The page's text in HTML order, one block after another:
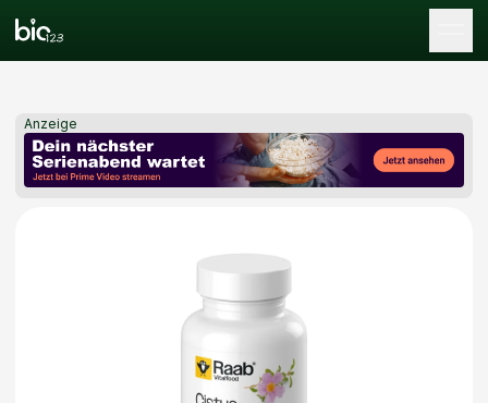
Anzeige